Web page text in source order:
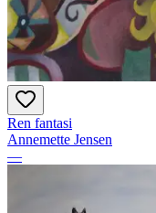
Ren fantasi
Annemette Jensen
—